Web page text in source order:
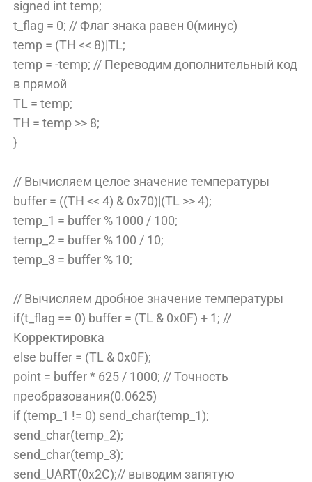
signed int temp;
t_flag = 0; // Флаг знака равен 0(минус)
temp = (TH << 8)|TL;
temp = -temp; // Переводим дополнительный код
в прямой
TL = temp;
TH = temp >> 8;
}
// Вычисляем целое значение температуры
buffer = ((TH << 4) & 0x70)|(TL >> 4);
temp_1 = buffer % 1000 / 100;
temp_2 = buffer % 100 / 10;
temp_3 = buffer % 10;
// Вычисляем дробное значение температуры
if(t_flag == 0) buffer = (TL & 0x0F) + 1; //
Корректировка
else buffer = (TL & 0x0F);
point = buffer * 625 / 1000; // Точность
преобразования(0.0625)
if (temp_1 != 0) send_char(temp_1);
send_char(temp_2);
send_char(temp_3);
send_UART(0x2C);// выводим запятую